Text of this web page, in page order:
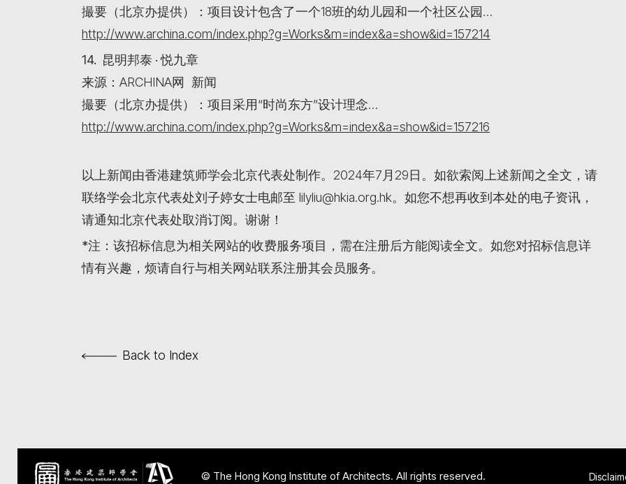
撮要（北京办提供）：项目设计包含了一个18班的幼儿园和一个社区公园…
http://www.archina.com/index.php?g=Works&m=index&a=show&id=157214
14. 昆明邦泰 · 悦九章
来源：ARCHINA网 新闻
撮要（北京办提供）：项目采用“时尚东方”设计理念…
http://www.archina.com/index.php?g=Works&m=index&a=show&id=157216
以上新闻由香港建筑师学会北京代表处制作。2024年7月29日。如欲索阅上述新闻之全文，请
联络学会北京代表处刘子婷女士电邮至 lilyliu@hkia.org.hk。如您不想再收到本处的电子资讯，
请通知北京代表处取消订阅。谢谢！
*注：该招标信息为相关网站的收费服务项目，需在注册后方能阅读全文。如您对招标信息详
情有兴趣，烦请自行与相关网站联系注册其会员服务。
Back to Index
© The Hong Kong Institute of Architects. All rights reserved.